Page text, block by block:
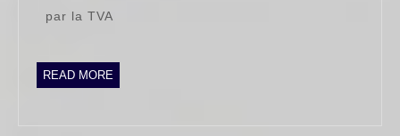
par la TVA
READ MORE